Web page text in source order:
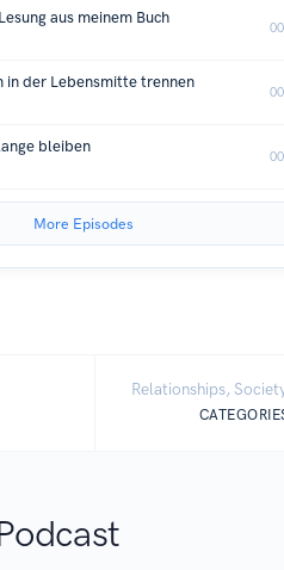
aus meinem Buch
in der Lebensmitte trennen
bleiben
More Episodes
Relationships,